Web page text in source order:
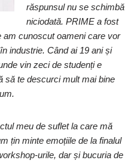
răspunsul nu se schimbă
niciodată. PRIME a fost
am cunoscut oameni care vor
industrie. Când ai 19 ani și
vin zeci de studenți e
să te descurci mult mai bine
meu de suflet la care mă
țin minte emoțiile de la finalul
urile, dar și bucuria de